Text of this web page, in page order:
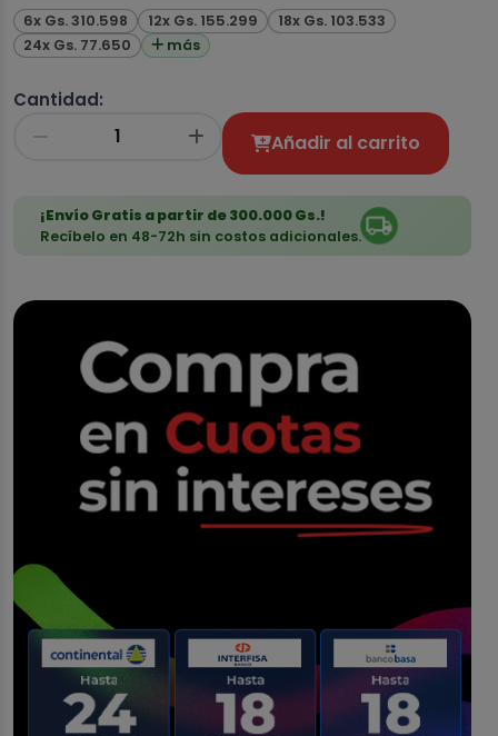
6x Gs. 310.598 12x Gs. 155.299
18x Gs. 103.533
24x Gs. 77.650
más
Cantidad:
Añadir al carrito
¡Envío Gratis a partir de 300.000 Gs.!
Recíbelo en 48-72h sin costos adicionales.